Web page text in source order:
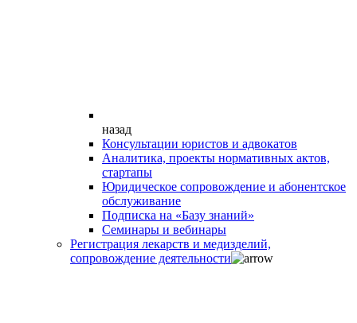
назад
Консультации юристов и адвокатов
Аналитика, проекты нормативных актов,
стартапы
Юридическое сопровождение и абонентское
обслуживание
Подписка на «Базу знаний»
Семинары и вебинары
Регистрация лекарств и медизделий,
сопровождение деятельности